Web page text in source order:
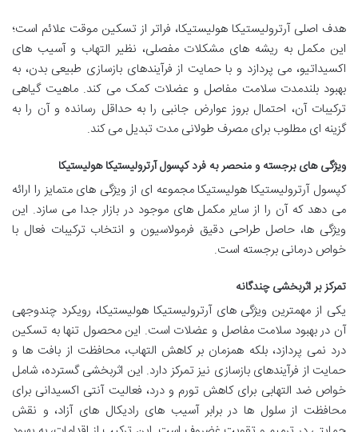
هدف اصلی آرترولیستیکا هولیستیکا، فراتر از تسکین موقت علائم است؛
این مکمل به ریشه های مشکلات مفصلی، نظیر التهاب و آسیب های
اکسیداتیو، می پردازد و با حمایت از فرآیندهای بازسازی طبیعی بدن، به
بهبود بلندمدت سلامت مفاصل و عضلات کمک می کند. ماهیت گیاهی
ترکیبات آن، احتمال بروز عوارض جانبی را به حداقل رسانده و آن را به
گزینه ای مطلوب برای مصرف طولانی مدت تبدیل می کند.
ویژگی های برجسته و منحصر به فرد کپسول آرترولیستیکا هولیستیکا
کپسول آرترولیستیکا هولیستیکا مجموعه ای از ویژگی های متمایز را ارائه
می دهد که آن را از سایر مکمل های موجود در بازار جدا می سازد. این
ویژگی ها، حاصل طراحی دقیق فرمولاسیون و انتخاب ترکیبات فعال با
خواص درمانی برجسته است.
تمرکز بر اثربخشی چندگانه
یکی از مهمترین ویژگی های آرترولیستیکا هولیستیکا، رویکرد چندوجهی
آن در بهبود سلامت مفاصل و عضلات است. این محصول تنها به تسکین
درد نمی پردازد، بلکه همزمان بر کاهش التهاب، محافظت از بافت ها و
حمایت از فرآیندهای بازسازی نیز تمرکز دارد. این اثربخشی گسترده، شامل
خواص ضد التهابی برای کاهش تورم و درد، فعالیت آنتی اکسیدانی برای
محافظت از سلول ها در برابر آسیب های رادیکال های آزاد، و نقش